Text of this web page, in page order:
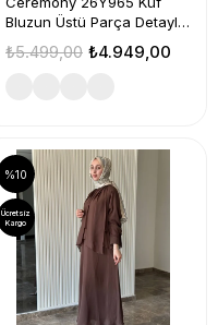
Bluzun Üstü Parça Detaylı
₺4.949,00
₺5.499,00
%10
Ücretsiz
Kargo